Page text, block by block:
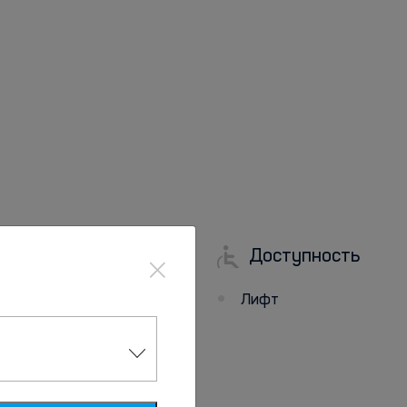
парковка поблизости
Доступность
Лифт
×